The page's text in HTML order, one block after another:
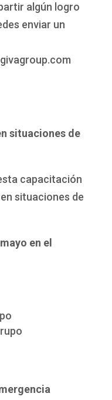
algún logro
enviar un
situaciones de
capacitación
situaciones de
en el